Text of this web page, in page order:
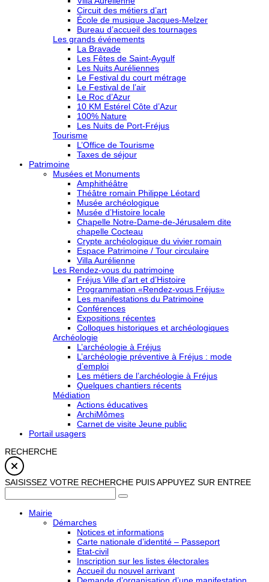
Circuit des métiers d’art
École de musique Jacques-Melzer
Bureau d’accueil des tournages
Les grands événements
La Bravade
Les Fêtes de Saint-Aygulf
Les Nuits Auréliennes
Le Festival du court métrage
Le Festival de l’air
Le Roc d’Azur
10 KM Estérel Côte d’Azur
100% Nature
Les Nuits de Port-Fréjus
Tourisme
L’Office de Tourisme
Taxes de séjour
Patrimoine
Musées et Monuments
Amphithéâtre
Théâtre romain Philippe Léotard
Musée archéologique
Musée d’Histoire locale
Chapelle Notre-Dame-de-Jérusalem dite
chapelle Cocteau
Crypte archéologique du vivier romain
Espace Patrimoine / Tour circulaire
Villa Aurélienne
Les Rendez-vous du patrimoine
Fréjus Ville d’art et d’Histoire
Programmation «Rendez-vous Fréjus»
Les manifestations du Patrimoine
Conférences
Expositions récentes
Colloques historiques et archéologiques
Archéologie
L’archéologie à Fréjus
L’archéologie préventive à Fréjus : mode
d’emploi
Les métiers de l’archéologie à Fréjus
Quelques chantiers récents
Médiation
Actions éducatives
ArchiMômes
Carnet de visite Jeune public
Portail usagers
RECHERCHE
SAISISSEZ VOTRE RECHERCHE PUIS APPUYEZ SUR ENTREE
Mairie
Démarches
Notices et informations
Carte nationale d’identité – Passeport
Etat-civil
Inscription sur les listes électorales
Accueil du nouvel arrivant